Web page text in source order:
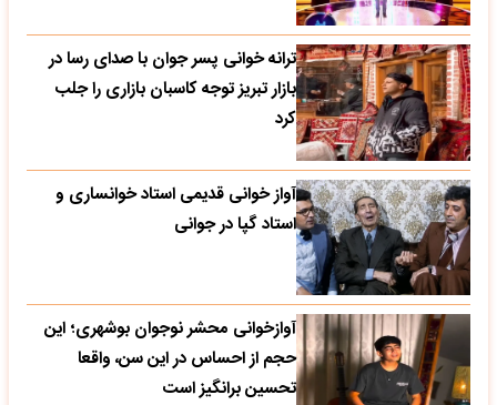
ترانه خوانی پسر جوان با صدای رسا در
بازار تبریز توجه کاسبان بازاری را جلب
کرد
آواز خوانی قدیمی استاد خوانساری و
استاد گپا در جوانی
آوازخوانی محشر نوجوان بوشهری؛ این
حجم از احساس در این سن، واقعا
تحسین‌ برانگیز است